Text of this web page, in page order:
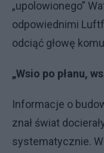
„upolowionego”
odpowiednimi
odciąć głowę
„Wsio po płanu,
Informacje o
znał świat
systematycznie.